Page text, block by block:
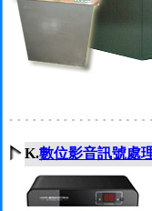
K.數位影音訊號處